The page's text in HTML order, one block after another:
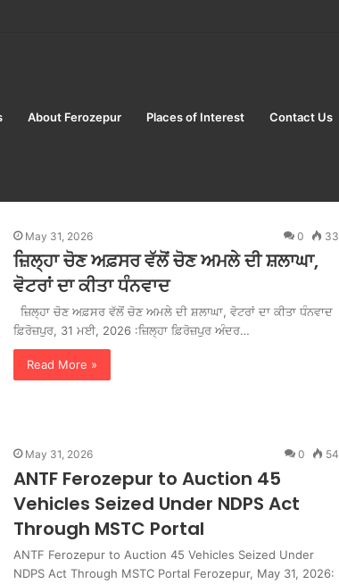
ਵੱਲੋਂ “ਨਸ਼ਾ ਮੁਕਤ ਯੁਵਾ ਫਾਰ ਵਿਕਸਿਤਭਾਰਤ” ਪ੍ਰੋਗਰਾਮ ਦਾ ਆਯੋਜਨ
About Ferozepur Places of Interest Contact Us
May 31, 2026 0 33
ਜ਼ਿਲ੍ਹਾ ਚੋਣ ਅਫ਼ਸਰ ਵੱਲੋਂ ਚੋਣ ਅਮਲੇ ਦੀ ਸ਼ਲਾਘਾ,
ਵੋਟਰਾਂ ਦਾ ਕੀਤਾ ਧੰਨਵਾਦ
ਜ਼ਿਲ੍ਹਾ ਚੋਣ ਅਫ਼ਸਰ ਵੱਲੋਂ ਚੋਣ ਅਮਲੇ ਦੀ ਸ਼ਲਾਘਾ, ਵੋਟਰਾਂ ਦਾ ਕੀਤਾ ਧੰਨਵਾਦ
ਫ਼ਿਰੋਜ਼ਪੁਰ, 31 ਮਈ, 2026 :ਜ਼ਿਲ੍ਹਾ ਫ਼ਿਰੋਜ਼ਪੁਰ ਅੰਦਰ…
Read More »
May 31, 2026 0 54
ANTF Ferozepur to Auction 45
Vehicles Seized Under NDPS Act
Through MSTC Portal
ANTF Ferozepur to Auction 45 Vehicles Seized Under
NDPS Act Through MSTC Portal Ferozepur, May 31, 2026: